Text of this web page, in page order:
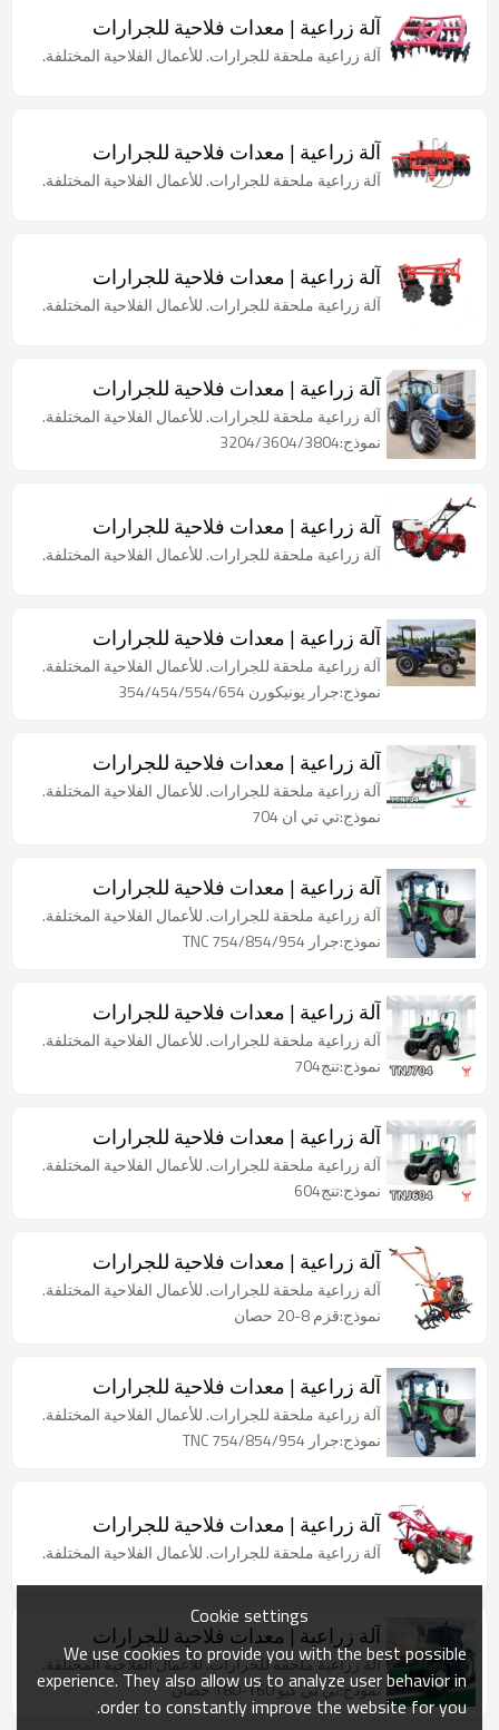
آلة زراعية | معدات فلاحية للجرارات
آلة زراعية ملحقة للجرارات. للأعمال الفلاحية المختلفة.
آلة زراعية | معدات فلاحية للجرارات
آلة زراعية ملحقة للجرارات. للأعمال الفلاحية المختلفة.
آلة زراعية | معدات فلاحية للجرارات
آلة زراعية ملحقة للجرارات. للأعمال الفلاحية المختلفة.
آلة زراعية | معدات فلاحية للجرارات
آلة زراعية ملحقة للجرارات. للأعمال الفلاحية المختلفة.
نموذج:3204/3604/3804
آلة زراعية | معدات فلاحية للجرارات
آلة زراعية ملحقة للجرارات. للأعمال الفلاحية المختلفة.
آلة زراعية | معدات فلاحية للجرارات
آلة زراعية ملحقة للجرارات. للأعمال الفلاحية المختلفة.
نموذج:جرار يونيكورن 354/454/554/654
آلة زراعية | معدات فلاحية للجرارات
آلة زراعية ملحقة للجرارات. للأعمال الفلاحية المختلفة.
نموذج:تي تي ان 704
آلة زراعية | معدات فلاحية للجرارات
آلة زراعية ملحقة للجرارات. للأعمال الفلاحية المختلفة.
نموذج:جرار TNC 754/854/954
آلة زراعية | معدات فلاحية للجرارات
آلة زراعية ملحقة للجرارات. للأعمال الفلاحية المختلفة.
نموذج:تنج704
آلة زراعية | معدات فلاحية للجرارات
آلة زراعية ملحقة للجرارات. للأعمال الفلاحية المختلفة.
نموذج:تنج604
آلة زراعية | معدات فلاحية للجرارات
آلة زراعية ملحقة للجرارات. للأعمال الفلاحية المختلفة.
نموذج:قزم 8-20 حصان
آلة زراعية | معدات فلاحية للجرارات
آلة زراعية ملحقة للجرارات. للأعمال الفلاحية المختلفة.
نموذج:جرار TNC 754/854/954
آلة زراعية | معدات فلاحية للجرارات
آلة زراعية ملحقة للجرارات. للأعمال الفلاحية المختلفة.
آلة زراعية | معدات فلاحية للجرارات
آلة زراعية ملحقة للجرارات. للأعمال الفلاحية المختلفة.
نموذج:تي تي كيو 160-180 حصان
Cookie settings
We use cookies to provide you with the best possible
experience. They also allow us to analyze user behavior in
order to constantly improve the website for you.